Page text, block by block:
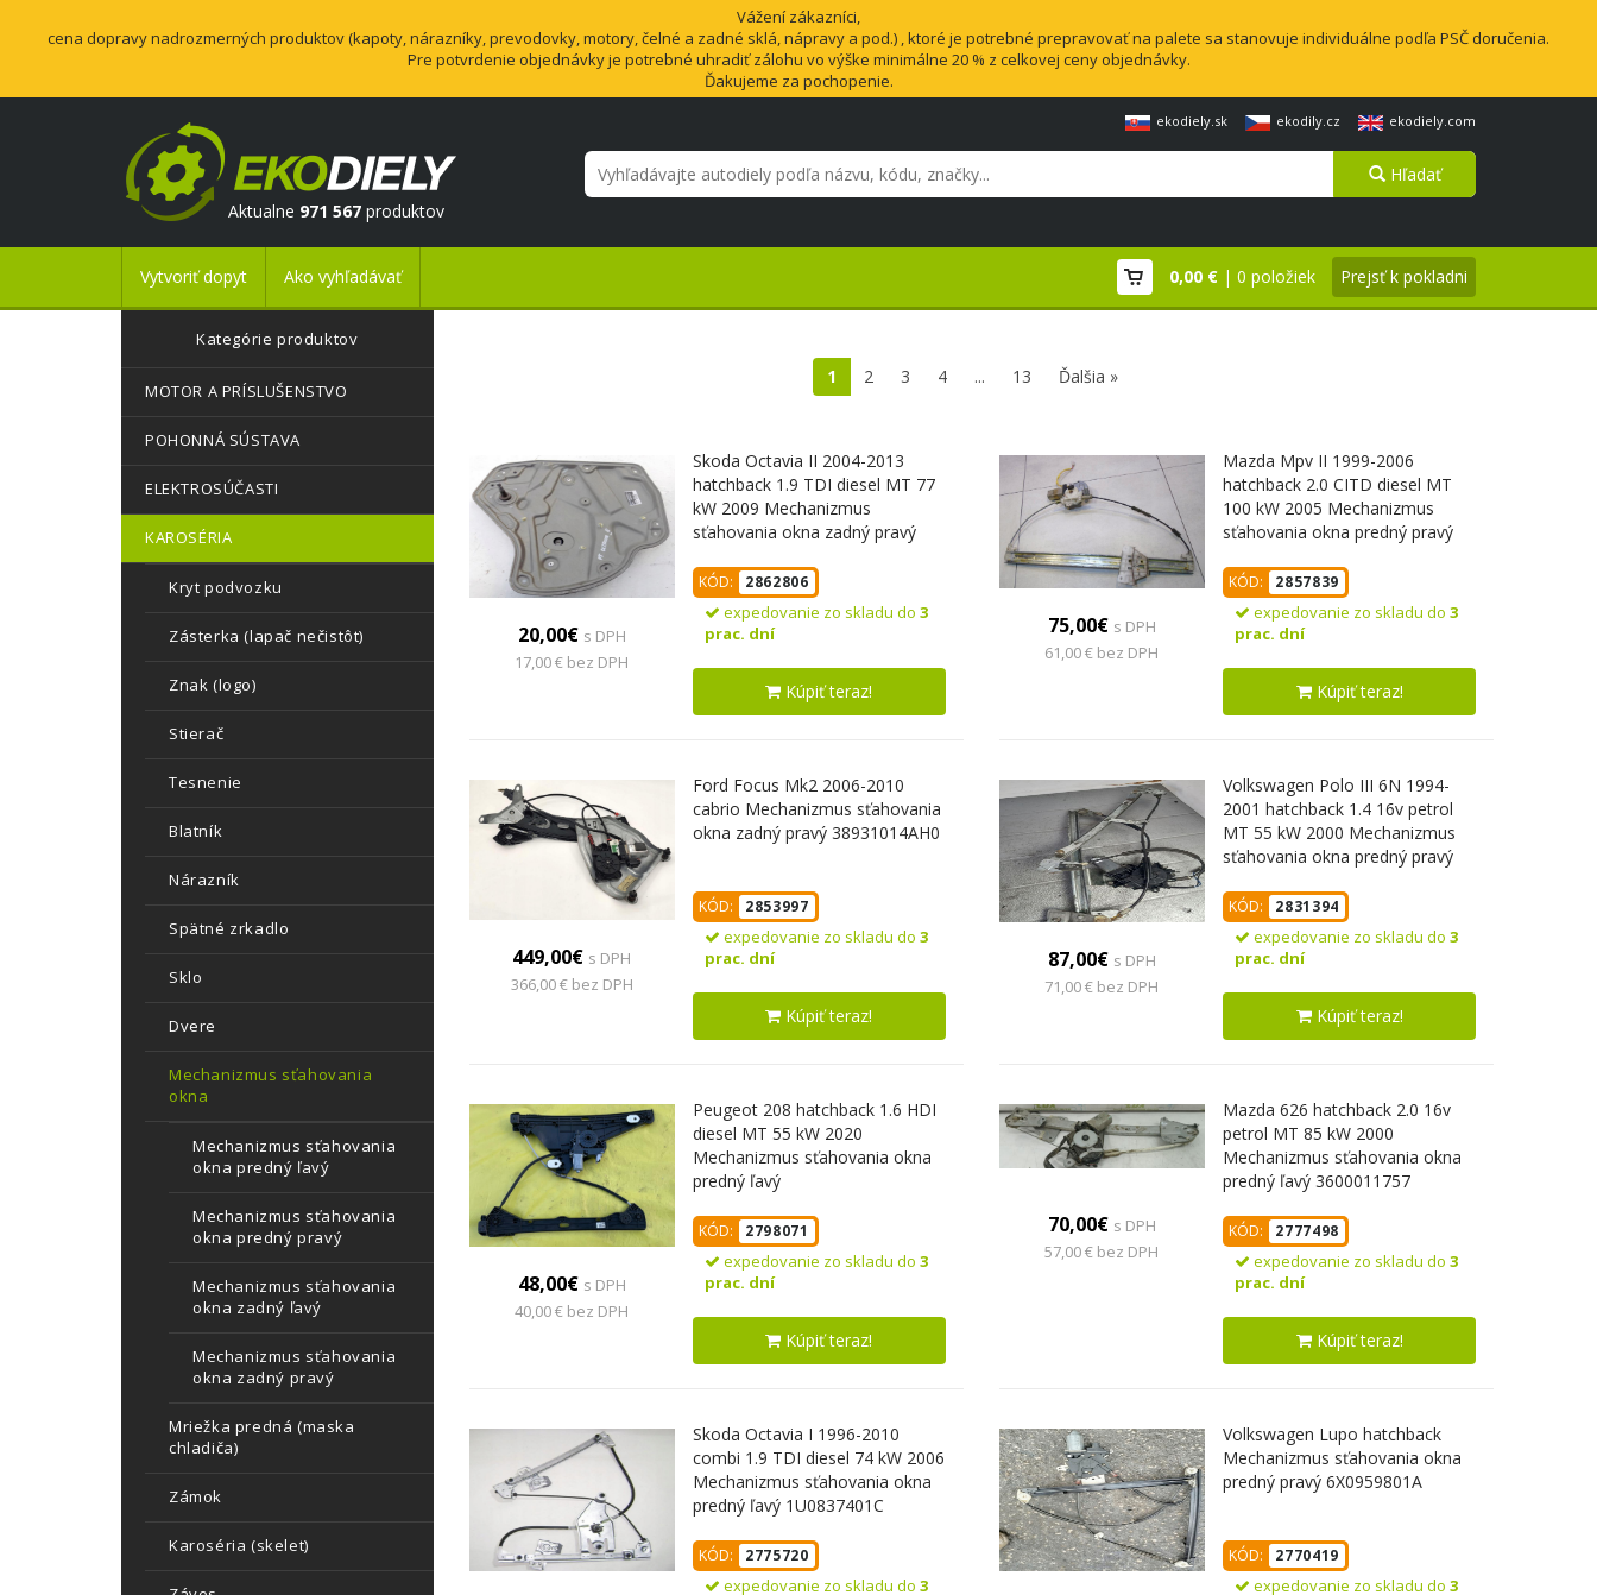
Vážení zákazníci,
cena dopravy nadrozmerných produktov (kapoty, nárazníky, prevodovky, motory, čelné a zadné sklá, nápravy a pod.) , ktoré je potrebné prepravovať na palete sa stanovuje individuálne podľa PSČ doručenia.
Pre potvrdenie objednávky je potrebné uhradiť zálohu vo výške minimálne 20 % z celkovej ceny objednávky.
Ďakujeme za pochopenie.
ekodiely.sk ekodily.cz ekodiely.com
Aktualne 971 567 produktov
Hľadať
Vytvoriť dopyt Ako vyhľadávať 0,00 € | 0 položiek Prejsť k pokladni
Kategórie produktov
MOTOR A PRÍSLUŠENSTVO
POHONNÁ SÚSTAVA
ELEKTROSÚČASTI
KAROSÉRIA
Kryt podvozku
Zásterka (lapač nečistôt)
Znak (logo)
Stierač
Tesnenie
Blatník
Nárazník
Spätné zrkadlo
Sklo
Dvere
Mechanizmus sťahovania
okna
Mechanizmus sťahovania
okna predný ľavý
Mechanizmus sťahovania
okna predný pravý
Mechanizmus sťahovania
okna zadný ľavý
Mechanizmus sťahovania
okna zadný pravý
Mriežka predná (maska
chladiča)
Zámok
Karoséria (skelet)
1 2 3 4 ... 13 Ďalšia »
20,00€ s DPH
17,00 € bez DPH
Skoda Octavia II 2004-2013
hatchback 1.9 TDI diesel MT 77
kW 2009 Mechanizmus
sťahovania okna zadný pravý
KÓD: 2862806
expedovanie zo skladu do 3
prac. dní
Kúpiť teraz!
75,00€ s DPH
61,00 € bez DPH
Mazda Mpv II 1999-2006
hatchback 2.0 CITD diesel MT
100 kW 2005 Mechanizmus
sťahovania okna predný pravý
KÓD: 2857839
expedovanie zo skladu do3
prac. dní
Kúpiť teraz!
449,00€ s DPH
366,00 € bez DPH
Ford Focus Mk2 2006-2010
cabrio Mechanizmus sťahovania
okna zadný pravý 38931014AH0
KÓD: 2853997
expedovanie zo skladu do 3
prac. dní
Kúpiť teraz!
87,00€ s DPH
71,00 € bez DPH
Volkswagen Polo III 6N 1994-
2001 hatchback 1.4 16v petrol
MT 55 kW 2000 Mechanizmus
sťahovania okna predný pravý
KÓD: 2831394
expedovanie zo skladu do3
prac. dní
Kúpiť teraz!
48,00€ s DPH
40,00 € bez DPH
Peugeot 208 hatchback 1.6 HDI
diesel MT 55 kW 2020
Mechanizmus sťahovania okna
predný ľavý
KÓD: 2798071
expedovanie zo skladu do 3
prac. dní
Kúpiť teraz!
70,00€ s DPH
57,00 € bez DPH
Mazda 626 hatchback 2.0 16v
petrol MT 85 kW 2000
Mechanizmus sťahovania okna
predný ľavý 3600011757
KÓD: 2777498
expedovanie zo skladu do3
prac. dní
Kúpiť teraz!
Skoda Octavia I 1996-2010
combi 1.9 TDI diesel 74 kW 2006
Mechanizmus sťahovania okna
predný ľavý 1U0837401C
KÓD: 2775720
expedovanie zo skladu do 3
Volkswagen Lupo hatchback
Mechanizmus sťahovania okna
predný pravý 6X0959801A
KÓD: 2770419
expedovanie zo skladu do3